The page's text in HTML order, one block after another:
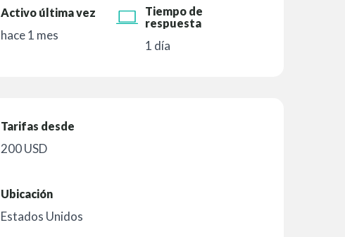
Activo última vez
hace 1 mes
Tiempo de
respuesta
1 día
Tarifas desde
200 USD
Ubicación
Estados Unidos